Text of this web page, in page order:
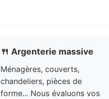
🍴 Argenterie massive
Ménagères, couverts,
chandeliers, pièces de
forme... Nous évaluons vos